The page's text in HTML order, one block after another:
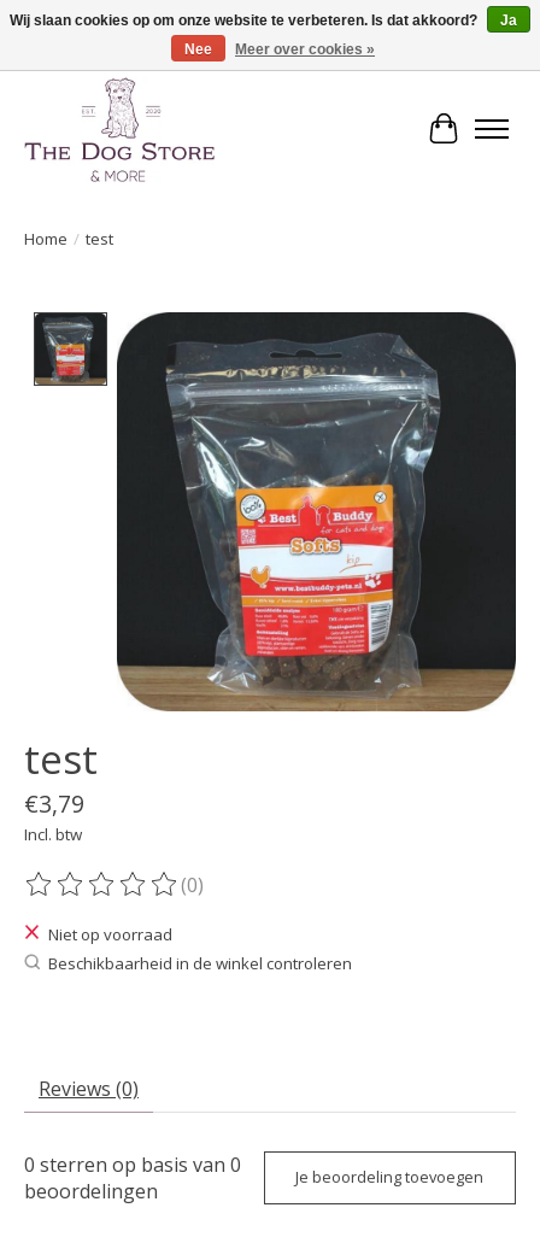
De speciaalzaak in hondenartikelen en meer!
Home / test
Product image slideshow Items
test
€3,79
Incl. btw
De beoordeling van dit product is
(0)
Niet op voorraad
Beschikbaarheid in de winkel controleren
Reviews (0)
0 sterren op basis van 0
beoordelingen
Je beoordeling toevoegen
Wij slaan cookies op om onze website te verbeteren. Is dat akkoord?
Ja
Nee
Meer over cookies »